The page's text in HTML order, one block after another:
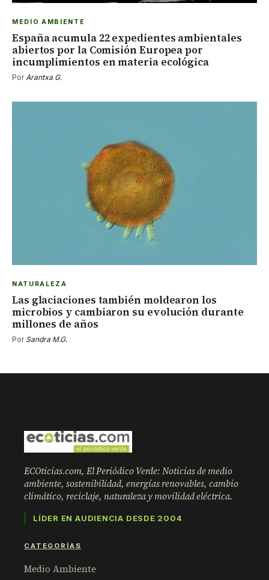
MEDIO AMBIENTE
España acumula 22 expedientes ambientales
abiertos por la Comisión Europea por
incumplimientos en materia ecológica
Por Arantxa G.
NATURALEZA
Las glaciaciones también moldearon los
microbios y cambiaron su evolución durante
millones de años
Por Sandra M.G.
ECOticias.com, El Periódico Verde: Noticias de medio
ambiente, sostenibilidad, energías renovables, cambio
climático, reciclaje, naturaleza y movilidad eléctrica.
LÍDER EN AUDIENCIA DESDE 2004
CATEGORÍAS
Medio Ambiente